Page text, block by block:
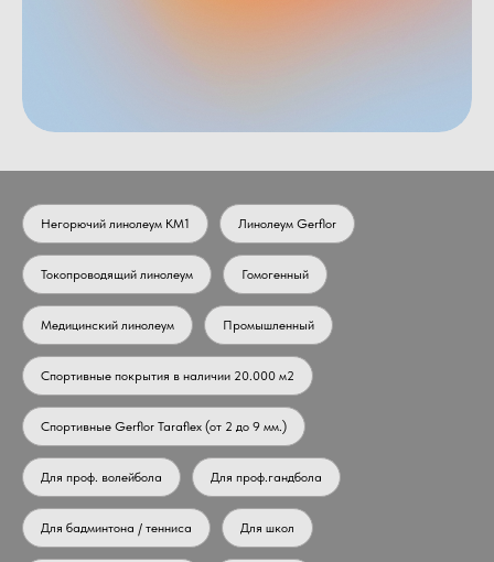
Негорючий линолеум КМ1 Линолеум Gerflor
Токопроводящий линолеум Гомогенный
Медицинский линолеум Промышленный
Спортивные покрытия в наличии 20.000 м2
Спортивные Gerflor Taraflex (от 2 до 9 мм.)
Для проф. волейбола Для проф.гандбола
Для бадминтона / тенниса Для школ